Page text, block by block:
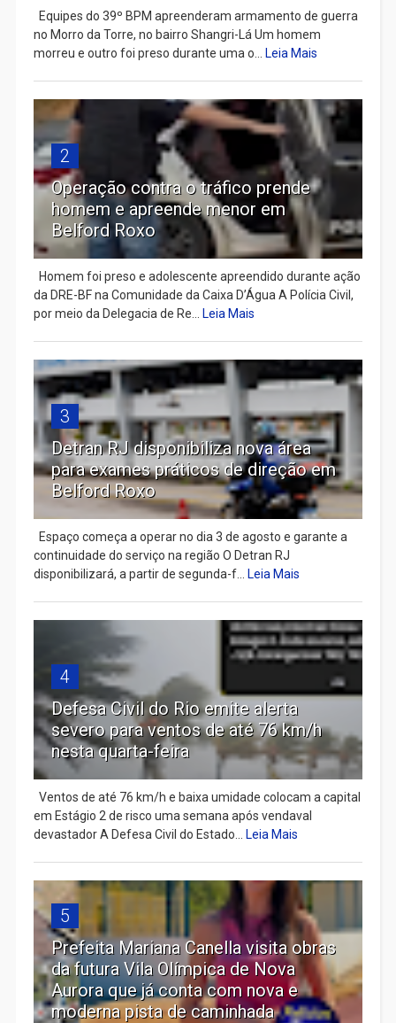
Equipes do 39º BPM apreenderam armamento de guerra
no Morro da Torre, no bairro Shangri-Lá Um homem
morreu e outro foi preso durante uma o...
Leia Mais
2
Operação contra o tráfico prende
homem e apreende menor em
Belford Roxo
Homem foi preso e adolescente apreendido durante ação
da DRE-BF na Comunidade da Caixa D’Água A Polícia Civil,
por meio da Delegacia de Re...
Leia Mais
3
Detran RJ disponibiliza nova área
para exames práticos de direção em
Belford Roxo
Espaço começa a operar no dia 3 de agosto e garante a
continuidade do serviço na região O Detran RJ
disponibilizará, a partir de segunda-f...
Leia Mais
4
Defesa Civil do Rio emite alerta
severo para ventos de até 76 km/h
nesta quarta-feira
Ventos de até 76 km/h e baixa umidade colocam a capital
em Estágio 2 de risco uma semana após vendaval
devastador A Defesa Civil do Estado...
Leia Mais
5
Prefeita Mariana Canella visita obras
da futura Vila Olímpica de Nova
Aurora que já conta com nova e
moderna pista de caminhada